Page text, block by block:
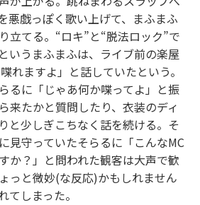
悪戯っぽく歌い上げて、まふまふ
立てる。“ロキ”と“脱法ロック”で
いうまふまふは、ライブ前の楽屋
れますよ」と話していたという。
るに「じゃあ何か喋ってよ」と振
来たかと質問したり、衣装のディ
と少しぎこちなく話を続ける。そ
見守っていたそらるに「こんなMC
か？」と問われた観客は大声で歓
っと微妙(な反応)かもしれません
てしまった。